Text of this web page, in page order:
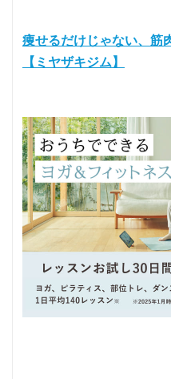
痩せるだけじゃない、筋
【ミヤザキジム】